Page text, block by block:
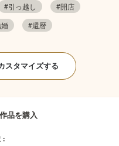
#引っ越し
#開店
#還暦
スタマイズする
品を購入